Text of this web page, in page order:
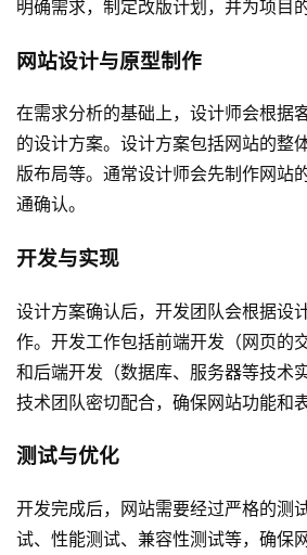
明确需求，制定改版计划，并为项目
网站设计与原型制作
在需求分析的基础上，设计师会根据
的设计方案。设计方案包括网站的整
版布局等。通常设计师会先制作网站
通确认。
开发与实现
设计方案确认后，开发团队会根据设
作。开发工作包括前端开发（网页的
和后端开发（数据库、服务器等技术
技术团队密切配合，确保网站功能和
测试与优化
开发完成后，网站需要经过严格的测
试、性能测试、兼容性测试等，确保